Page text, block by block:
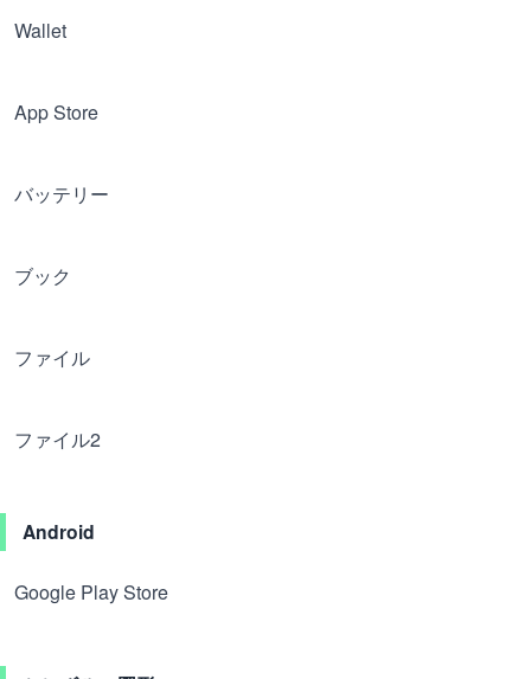
Wallet
App Store
バッテリー
ブック
ファイル
ファイル2
Android
Google Play Store